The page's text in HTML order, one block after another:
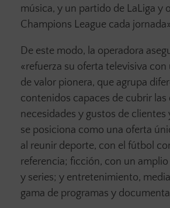
música, y un partido de LaLiga y
Champions League cada
De este modo, la operadora
«refuerza su oferta televisiva
de valor pionera, que agrupa
contenidos capaces de cubrir las
necesidades y gustos de clientes
se posiciona como una oferta
al reunir deporte, con el fútbol
referencia; ficción, con un
y series; y entretenimiento,
gama de programas y